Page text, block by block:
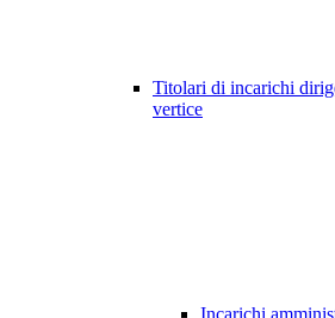
Titolari di incarichi
vertice